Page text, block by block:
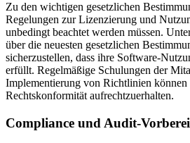
Zu den wichtigen gesetzlichen
Regelungen zur Lizenzierung und
unbedingt beachtet werden müssen.
über die neuesten gesetzlichen
sicherzustellen, dass ihre Software-
erfüllt. Regelmäßige Schulungen der
Implementierung von Richtlinien können
Rechtskonformität aufrechtzuerhalten.
Compliance und Audit-